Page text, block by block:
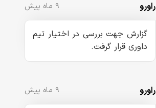
راورو ۹ ماه پیش
گزارش جهت بررسی در اختیار تیم
داوری قرار گرفت.
راورو ۹ ماه پیش